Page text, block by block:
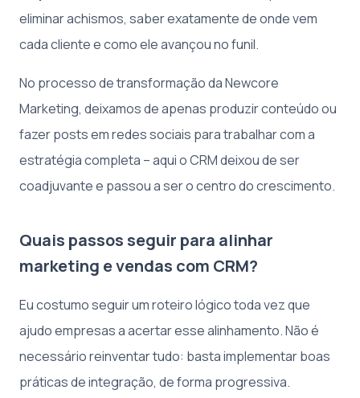
eliminar achismos, saber exatamente de onde vem
cada cliente e como ele avançou no funil.
No processo de transformação da Newcore
Marketing, deixamos de apenas produzir conteúdo ou
fazer posts em redes sociais para trabalhar com a
estratégia completa – aqui o CRM deixou de ser
coadjuvante e passou a ser o centro do crescimento.
Quais passos seguir para alinhar
marketing e vendas com CRM?
Eu costumo seguir um roteiro lógico toda vez que
ajudo empresas a acertar esse alinhamento. Não é
necessário reinventar tudo: basta implementar boas
práticas de integração, de forma progressiva.